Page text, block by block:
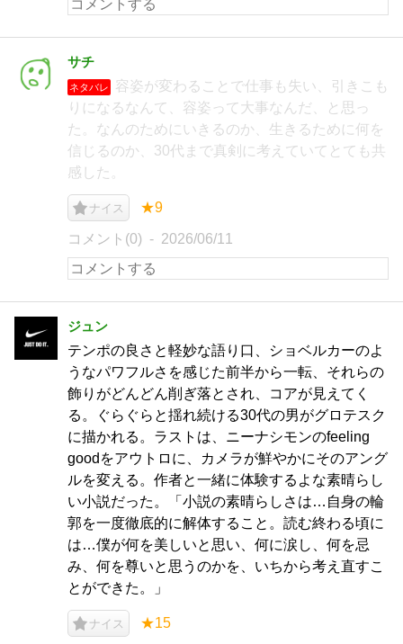
サチ
ネタバレ
容姿が変わることで仕事も失い、引きこも
りになるなんて、容姿って大事なんだ、と思っ
た。なんのためにいきるのか、生きるために何を
信じるのか、30代まで真剣に考えていてとても共
感した。
ナイス ★9
コメント(0) 2026/06/11
ジュン
テンポの良さと軽妙な語り口、ショベルカーのよ
うなパワフルさを感じた前半から一転、それらの
飾りがどんどん削ぎ落とされ、コアが見えてく
る。ぐらぐらと揺れ続ける30代の男がグロテスク
に描かれる。ラストは、ニーナシモンのfeeling
goodをアウトロに、カメラが鮮やかにそのアング
ルを変える。作者と一緒に体験するよな素晴らし
い小説だった。「小説の素晴らしさは…自身の輪
郭を一度徹底的に解体すること。読む終わる頃に
は…僕が何を美しいと思い、何に涙し、何を忌
み、何を尊いと思うのかを、いちから考え直すこ
とができた。」
ナイス ★15